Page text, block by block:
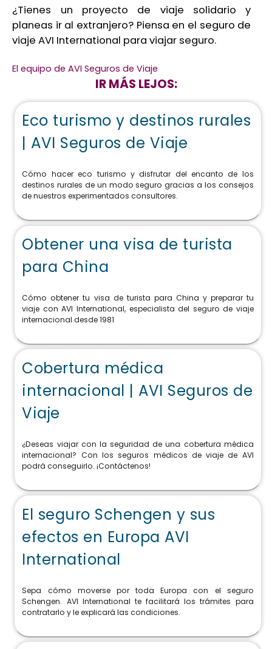
¿Tienes un proyecto de viaje solidario y
planeas ir al extranjero? Piensa en el seguro de
viaje AVI International para viajar seguro.
El equipo de AVI Seguros de Viaje
IR MÁS LEJOS:
Eco turismo y destinos rurales
| AVI Seguros de Viaje
Cómo hacer eco turismo y disfrutar del encanto de los
destinos rurales de un modo seguro gracias a los consejos
de nuestros experimentados consultores.
Obtener una visa de turista
para China
Cómo obtener tu visa de turista para China y preparar tu
viaje con AVI International, especialista del seguro de viaje
internacional desde 1981
Cobertura médica
internacional | AVI Seguros de
Viaje
¿Deseas viajar con la seguridad de una cobertura médica
internacional? Con los seguros médicos de viaje de AVI
podrá conseguirlo. ¡Contáctenos!
El seguro Schengen y sus
efectos en Europa AVI
International
Sepa cómo moverse por toda Europa con el seguro
Schengen. AVI International te facilitará los trámites para
contratarlo y le explicará las condiciones.